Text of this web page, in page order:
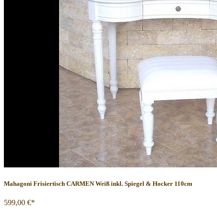
Mahagoni Frisiertisch CARMEN Weiß inkl. Spiegel & Hocker 110cm
599,00 €*